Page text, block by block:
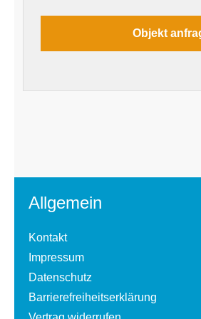
Allgemein
Kontakt
Impressum
Datenschutz
Barrierefreiheitserklärung